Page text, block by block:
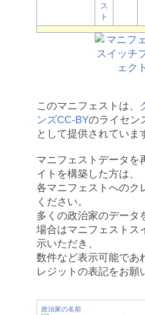
ス
ト
このマニフェストは、
ンズCC-BYのライセン
として提供されていま
マニフェストデータを
イトを構築した方は、
各マニフェストへのク
ください。
多くの政治家のデータ
場合はマニフェストス
示いただき、
数件など表示可能であ
レジットの表記をお願
政治家の名前